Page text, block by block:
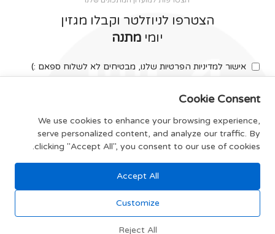
הצטרפו לניוזלטר וקבלו מגזין
יומי מתנה
אישור למדיניות הפרטיות שלנו, מבטיחים לא לשלוח ספאם :)
צרפו אותי
תקנון האתר
Cookie Consent
We use cookies to enhance your browsing experience,
serve personalized content, and analyze our traffic. By
clicking "Accept All", you consent to our use of cookies.
Accept All
Customize
Reject All